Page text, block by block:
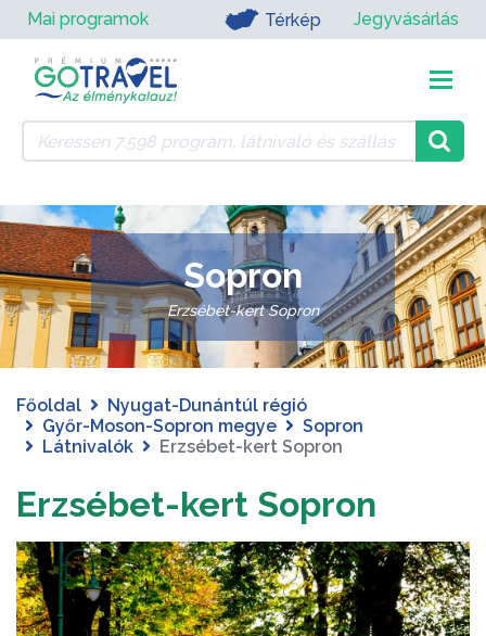
Mai programok Térkép Jegyvásárlás
Sopron
Erzsébet-kert Sopron
Főoldal
Nyugat-Dunántúl régió
Győr-Moson-Sopron megye
Sopron
Látnivalók
Erzsébet-kert Sopron
Erzsébet-kert Sopron